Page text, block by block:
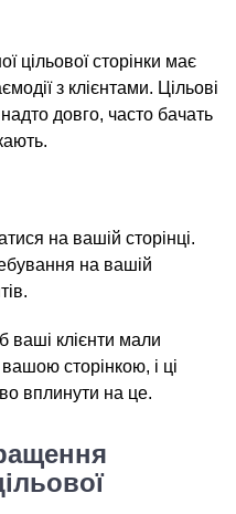
цільової сторінки має
з клієнтами. Цільові
довго, часто бачать
на вашій сторінці.
на вашій
ваші клієнти мали
сторінкою, і ці
вплинути на це.